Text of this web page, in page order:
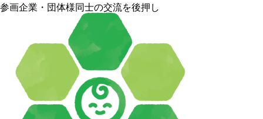
参画企業・団体様同士の交流を後押し